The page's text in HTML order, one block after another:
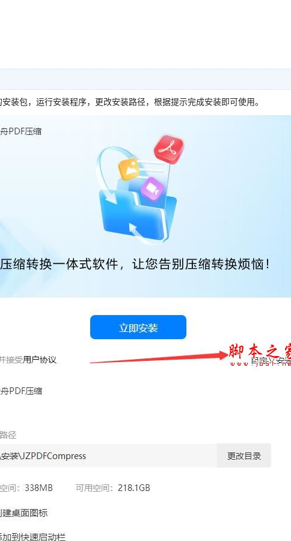
装包，运行安装程序，更改安装路径，根据提示完成安装即可使用。